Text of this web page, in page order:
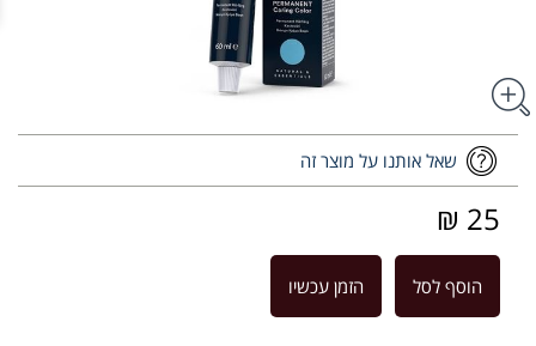
שאל אותנו על מוצר זה
25 ₪
הוסף לסל הזמן עכשיו